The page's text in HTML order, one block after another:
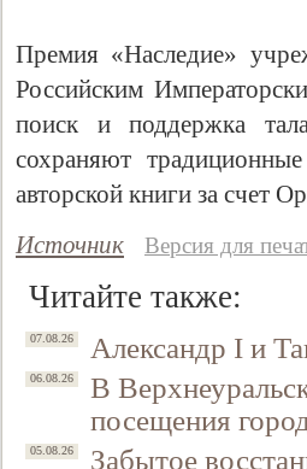
Премия «Наследие»
Российским
поиск и поддержка
сохраняют
авторской книги за счет
Источник
Версия для
Читайте также:
07.08.26 Александр I и
06.08.26
В
посещения
05.08.26 Забытое